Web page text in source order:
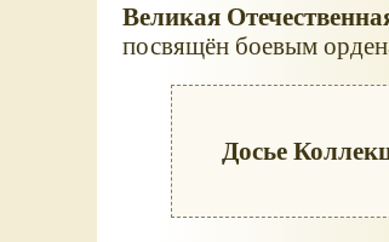
Великая
посвящён боевым
Досье